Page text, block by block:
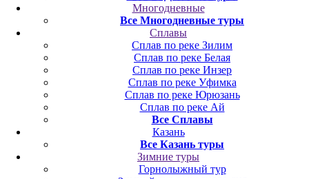
Многодневные
Все Многодневные туры
Сплавы
Сплав по реке Зилим
Сплав по реке Белая
Сплав по реке Инзер
Сплав по реке Уфимка
Сплав по реке Юрюзань
Сплав по реке Ай
Все Сплавы
Казань
Все Казань туры
Зимние туры
Горнолыжный тур